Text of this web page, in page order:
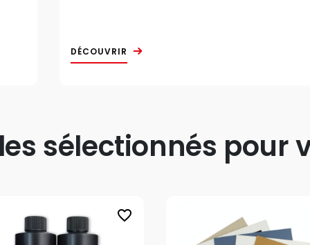
DÉCOUVRIR
sélectionnés pour
favorite_border